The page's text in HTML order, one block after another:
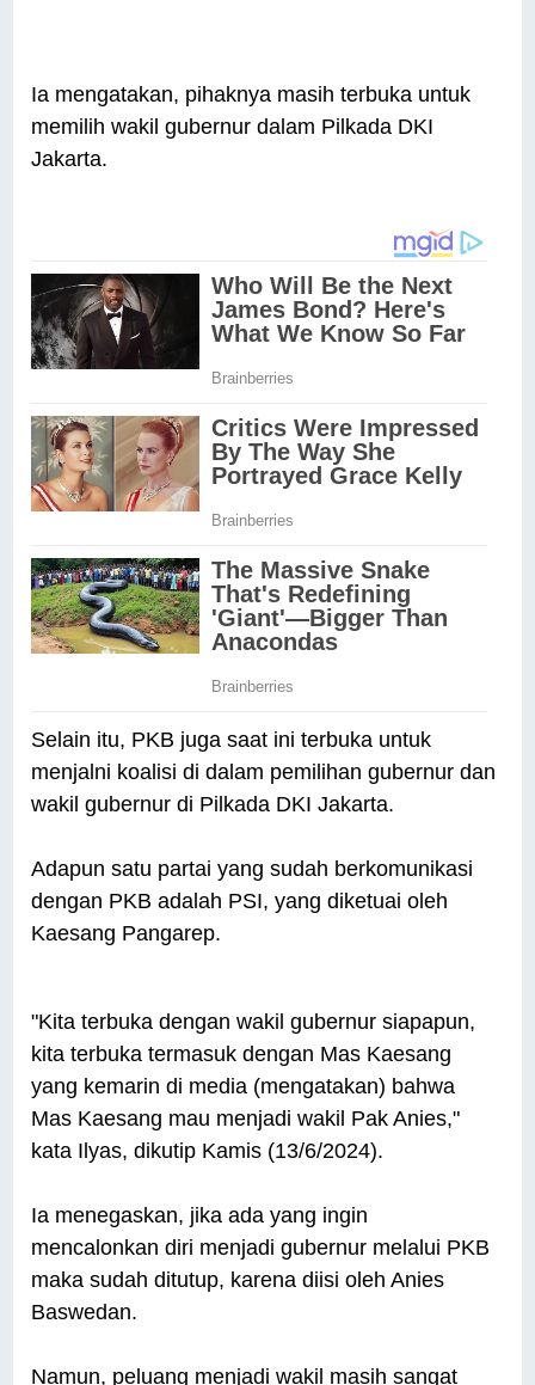
Ia mengatakan, pihaknya masih terbuka untuk
memilih wakil gubernur dalam Pilkada DKI
Jakarta.
Selain itu, PKB juga saat ini terbuka untuk
menjalni koalisi di dalam pemilihan gubernur dan
wakil gubernur di Pilkada DKI Jakarta.
Adapun satu partai yang sudah berkomunikasi
dengan PKB adalah PSI, yang diketuai oleh
Kaesang Pangarep.
"Kita terbuka dengan wakil gubernur siapapun,
kita terbuka termasuk dengan Mas Kaesang
yang kemarin di media (mengatakan) bahwa
Mas Kaesang mau menjadi wakil Pak Anies,"
kata Ilyas, dikutip Kamis (13/6/2024).
Ia menegaskan, jika ada yang ingin
mencalonkan diri menjadi gubernur melalui PKB
maka sudah ditutup, karena diisi oleh Anies
Baswedan.
Namun, peluang menjadi wakil masih sangat